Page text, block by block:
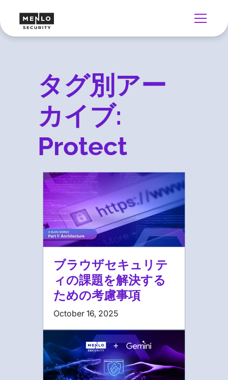
タグ別アー
カイブ:
Protect
ブラウザセキュリテ
ィの課題を解決する
ための考慮事項
October 16, 2025